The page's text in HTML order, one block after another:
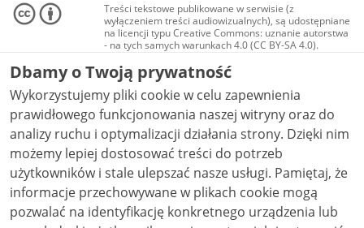
Treści tekstowe publikowane w serwisie (z
wyłączeniem treści audiowizualnych), są udostępniane
na licencji typu Creative Commons: uznanie autorstwa
- na tych samych warunkach 4.0 (CC BY-SA 4.0).
Materiały audiowizualne, w tym zdjęcia, materiały
audio i wideo, są udostępniane na licencji typu
Creative Commons: uznanie autorstwa użycie
niekomercyjne - bez utworów zależnych 4.0 (CC BY-
NC-ND 4.0), o ile nie jest to stwierdzone inaczej.
Dbamy o Twoją prywatność
Wykorzystujemy pliki cookie w celu zapewnienia
prawidłowego funkcjonowania naszej witryny oraz do
analizy ruchu i optymalizacji działania strony. Dzięki nim
możemy lepiej dostosować treści do potrzeb
użytkowników i stale ulepszać nasze usługi. Pamiętaj, że
informacje przechowywane w plikach cookie mogą
pozwalać na identyfikację konkretnego urządzenia lub